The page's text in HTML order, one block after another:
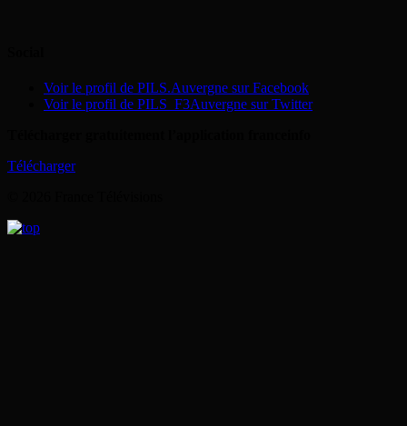
Voir le profil de PILS.Auvergne sur Facebook
Voir le profil de PILS_F3Auvergne sur Twitter
Télécharger